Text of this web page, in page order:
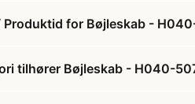
Produktid for Bøjleskab -
tilhører Bøjleskab - H040-